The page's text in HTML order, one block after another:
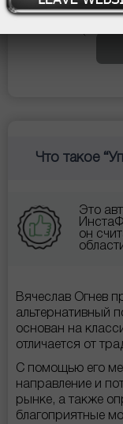
Что такое
Это
он
Вячеслав Огнев
альтернативный
основан на
отличается от
С помощью его
направление и
рынке, а также
благоприятные